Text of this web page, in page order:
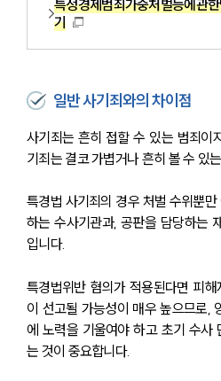
특정경제범죄가중처벌등에관
기
일반 사기죄와의 차이점
사기죄는 흔히 접할 수 있는 범죄이
기죄는 결코 가볍거나 흔히 볼 수 있
특경법 사기죄의 경우 처벌 수위뿐
하는 수사기관과, 공판을 담당하는
입니다.
특경법위반 혐의가 적용된다면 피
이 선고될 가능성이 매우 높으므로,
에 노력을 기울여야 하고 초기 수사
는 것이 중요합니다.